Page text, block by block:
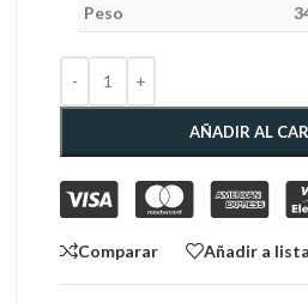
Peso
AÑADIR AL
Comparar Añadir a